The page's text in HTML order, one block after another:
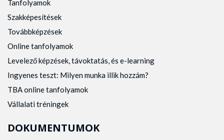
Tanfolyamok
Szakképesítések
Továbbképzések
Online tanfolyamok
Levelező képzések, távoktatás, és e-learning
Ingyenes teszt: Milyen munka illik hozzám?
TBA online tanfolyamok
Vállalati tréningek
DOKUMENTUMOK